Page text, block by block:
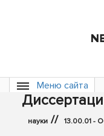
Меню сайта
науки // 13.00.01 -